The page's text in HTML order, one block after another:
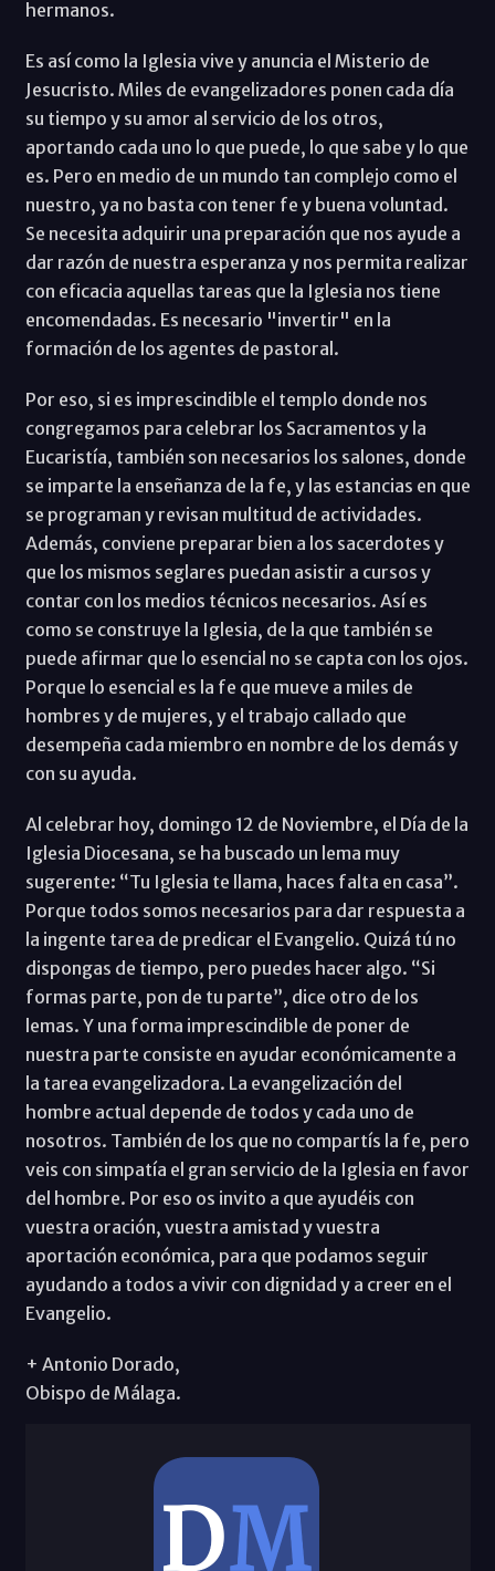
hermanos.
Es así como la Iglesia vive y anuncia el Misterio de
Jesucristo. Miles de evangelizadores ponen cada día
su tiempo y su amor al servicio de los otros,
aportando cada uno lo que puede, lo que sabe y lo que
es. Pero en medio de un mundo tan complejo como el
nuestro, ya no basta con tener fe y buena voluntad.
Se necesita adquirir una preparación que nos ayude a
dar razón de nuestra esperanza y nos permita realizar
con eficacia aquellas tareas que la Iglesia nos tiene
encomendadas. Es necesario "invertir" en la
formación de los agentes de pastoral.
Por eso, si es imprescindible el templo donde nos
congregamos para celebrar los Sacramentos y la
Eucaristía, también son necesarios los salones, donde
se imparte la enseñanza de la fe, y las estancias en que
se programan y revisan multitud de actividades.
Además, conviene preparar bien a los sacerdotes y
que los mismos seglares puedan asistir a cursos y
contar con los medios técnicos necesarios. Así es
como se construye la Iglesia, de la que también se
puede afirmar que lo esencial no se capta con los ojos.
Porque lo esencial es la fe que mueve a miles de
hombres y de mujeres, y el trabajo callado que
desempeña cada miembro en nombre de los demás y
con su ayuda.
Al celebrar hoy, domingo 12 de Noviembre, el Día de la
Iglesia Diocesana, se ha buscado un lema muy
sugerente: “Tu Iglesia te llama, haces falta en casa”.
Porque todos somos necesarios para dar respuesta a
la ingente tarea de predicar el Evangelio. Quizá tú no
dispongas de tiempo, pero puedes hacer algo. “Si
formas parte, pon de tu parte”, dice otro de los
lemas. Y una forma imprescindible de poner de
nuestra parte consiste en ayudar económicamente a
la tarea evangelizadora. La evangelización del
hombre actual depende de todos y cada uno de
nosotros. También de los que no compartís la fe, pero
veis con simpatía el gran servicio de la Iglesia en favor
del hombre. Por eso os invito a que ayudéis con
vuestra oración, vuestra amistad y vuestra
aportación económica, para que podamos seguir
ayudando a todos a vivir con dignidad y a creer en el
Evangelio.
+ Antonio Dorado,
Obispo de Málaga.